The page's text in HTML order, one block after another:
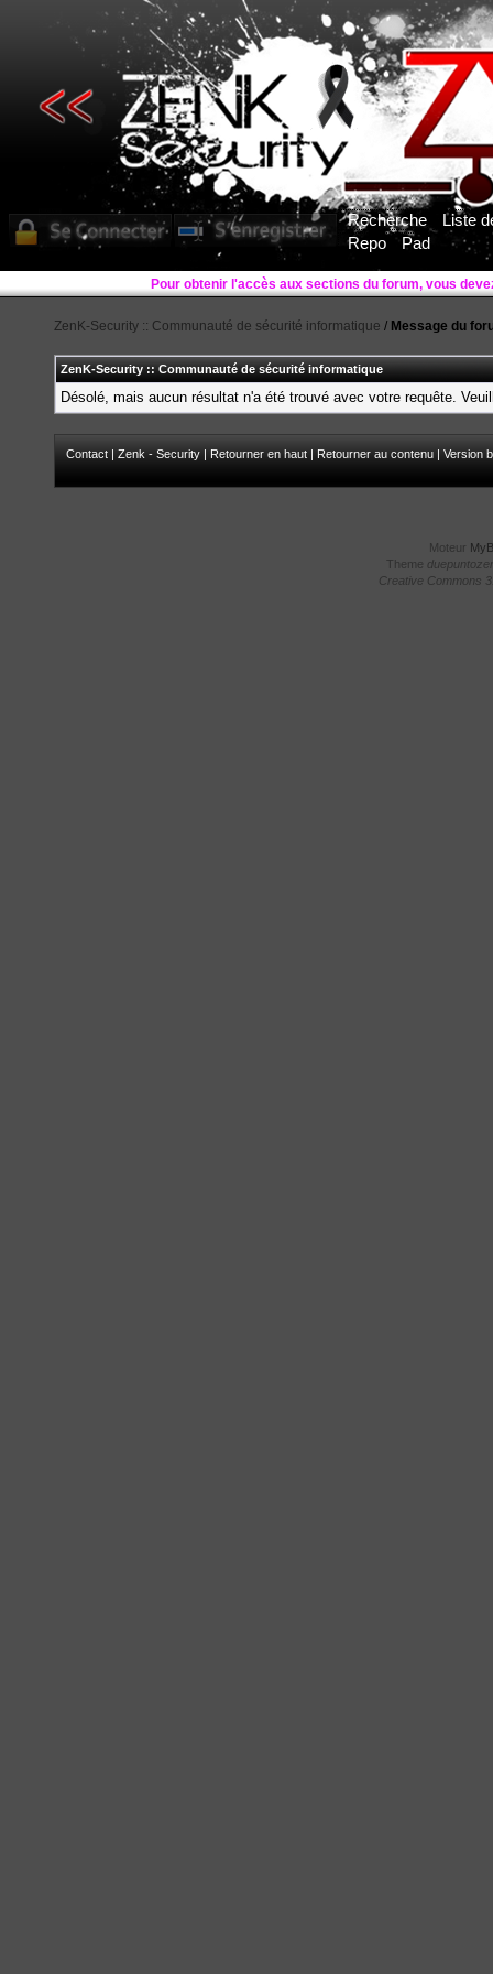
Recherche
Liste
Repo
Pad
ZenK-Security :: Communauté de sécurité informatique / Message du
ZenK-Security :: Communauté de sécurité informatique
Désolé, mais aucun résultat n'a été trouvé avec votre requête.
Contact | Zenk - Security | Retourner en haut | Retourner au contenu | Version
Moteur
Theme
Creative Commons